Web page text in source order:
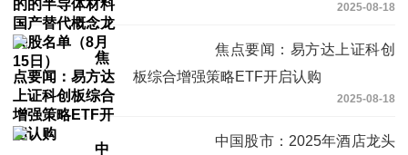
2025-08-18
焦点要闻：易方达上证科创
板综合增强策略ETF开启认购
2025-08-18
中国股市：2025年酒店龙头